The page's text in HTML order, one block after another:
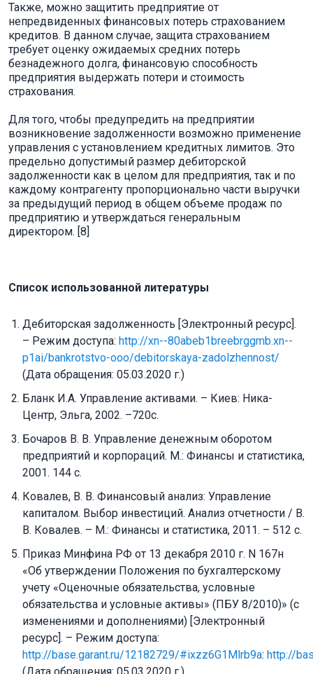
Также, можно защитить предприятие от
непредвиденных финансовых потерь страхованием
кредитов. В данном случае, защита страхованием
требует оценку ожидаемых средних потерь
безнадежного долга, финансовую способность
предприятия выдержать потери и стоимость
страхования.
Для того, чтобы предупредить на предприятии
возникновение задолженности возможно применение
управления с установлением кредитных лимитов. Это
предельно допустимый размер дебиторской
задолженности как в целом для предприятия, так и по
каждому контрагенту пропорционально части выручки
за предыдущий период в общем объеме продаж по
предприятию и утверждаться генеральным
директором. [8]
Список использованной литературы
Дебиторская задолженность [Электронный ресурс].
– Режим доступа: http://xn--80abeb1breebrggmb.xn--
p1ai/bankrotstvo-ooo/debitorskaya-zadolzhennost/
(Дата обращения: 05.03.2020 г.)
Бланк И.А. Управление активами. – Киев: Ника-
Центр, Эльга, 2002. –720с.
Бочаров В. В. Управление денежным оборотом
предприятий и корпораций. М.: Финансы и статистика,
2001. 144 с.
Ковалев, В. В. Финансовый анализ: Управление
капиталом. Выбор инвестиций. Анализ отчетности / В.
В. Ковалев. – М.: Финансы и статистика, 2011. – 512 с.
Приказ Минфина РФ от 13 декабря 2010 г. N 167н
«Об утверждении Положения по бухгалтерскому
учету «Оценочные обязательства, условные
обязательства и условные активы» (ПБУ 8/2010)» (с
изменениями и дополнениями) [Электронный
ресурс]. – Режим доступа:
http://base.garant.ru/12182729/#ixzz6G1Mlrb9a: http://